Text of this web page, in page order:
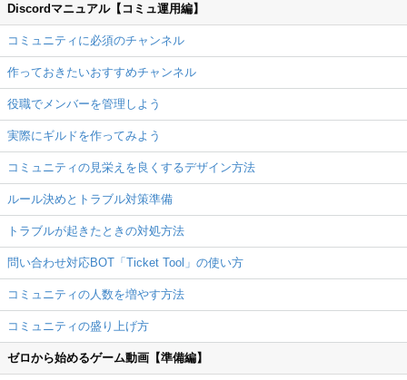
Discordマニュアル【コミュ運用編】
コミュニティに必須のチャンネル
作っておきたいおすすめチャンネル
役職でメンバーを管理しよう
実際にギルドを作ってみよう
コミュニティの見栄えを良くするデザイン方法
ルール決めとトラブル対策準備
トラブルが起きたときの対処方法
問い合わせ対応BOT「Ticket Tool」の使い方
コミュニティの人数を増やす方法
コミュニティの盛り上げ方
ゼロから始めるゲーム動画【準備編】